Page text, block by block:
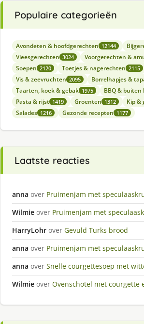
Populaire categorieën
Avondeten & hoofdgerechten 12144
Vleesgerechten 3024 Voorgerechten &
Soepen 2120 Toetjes & nagerechten 2115
Vis & zeevruchten 2095 Borrelhapjes &
Taarten, koek & gebak 1975 BBQ & buiten
Pasta & rijst 1419 Groenten 1312 Kip &
Salades 1216 Gezonde recepten 1177
Laatste reacties
anna over Pruimenjam met
Wilmie over Pruimenjam met
HarryLohr over Gevuld Turks brood
anna over Pruimenjam met
anna over Snelle courgettesoep met
Wilmie over Ovenschotel met courgette